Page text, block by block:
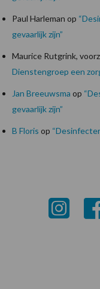
Paul Harleman op
gevaarlijk zijn”
Maurice Rutgrink,
Dienstengroep een
Jan Breeuwsma op
gevaarlijk zijn”
B Floris op